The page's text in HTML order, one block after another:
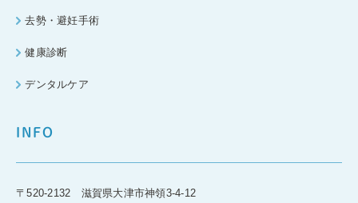
去勢・避妊手術
健康診断
デンタルケア
INFO
〒520-2132 滋賀県大津市神領3-4-12